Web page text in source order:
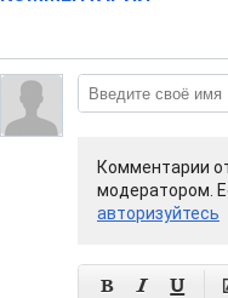
Комментарии
модератором.
авторизуйтесь
  